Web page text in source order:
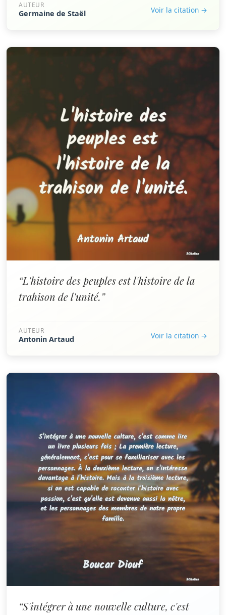
AUTEUR
Germaine de Staël Voir la citation →
“L'histoire des peuples est l'histoire de la
trahison de l'unité.”
AUTEUR
Antonin Artaud Voir la citation →
“S'intégrer à une nouvelle culture, c'est